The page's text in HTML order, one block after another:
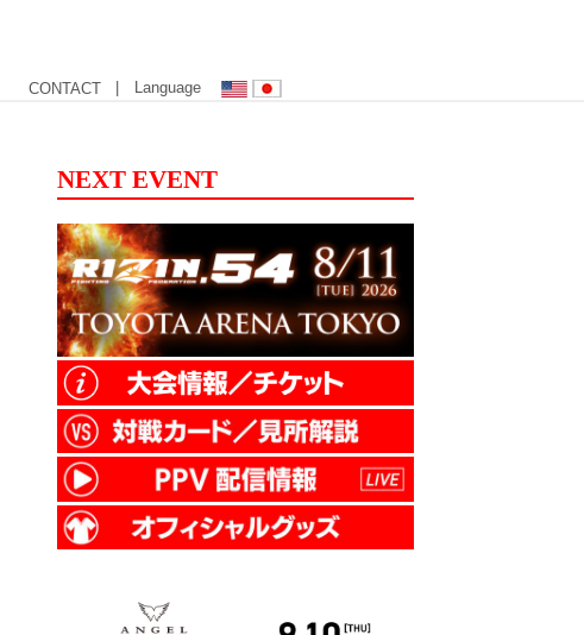
CONTACT | Language
NEXT EVENT